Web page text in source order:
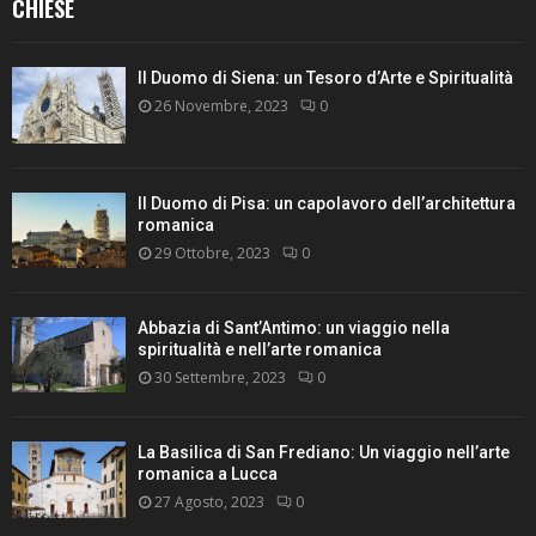
CHIESE
Il Duomo di Siena: un Tesoro d’Arte e Spiritualità
26 Novembre, 2023 0
Il Duomo di Pisa: un capolavoro dell’architettura
romanica
29 Ottobre, 2023 0
Abbazia di Sant’Antimo: un viaggio nella
spiritualità e nell’arte romanica
30 Settembre, 2023 0
La Basilica di San Frediano: Un viaggio nell’arte
romanica a Lucca
27 Agosto, 2023 0